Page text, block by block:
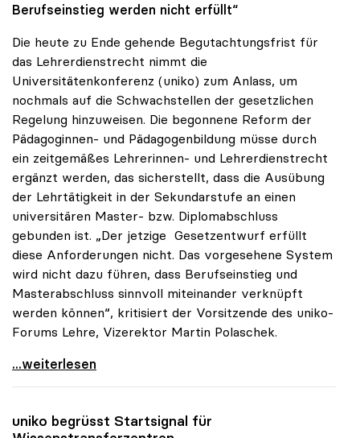
Berufseinstieg werden nicht erfüllt“
Die heute zu Ende gehende Begutachtungsfrist für
das Lehrerdienstrecht nimmt die
Universitätenkonferenz (uniko) zum Anlass, um
nochmals auf die Schwachstellen der gesetzlichen
Regelung hinzuweisen. Die begonnene Reform der
Pädagoginnen- und Pädagogenbildung müsse durch
ein zeitgemäßes Lehrerinnen- und Lehrerdienstrecht
ergänzt werden, das sicherstellt, dass die Ausübung
der Lehrtätigkeit in der Sekundarstufe an einen
universitären Master- bzw. Diplomabschluss
gebunden ist. „Der jetzige Gesetzentwurf erfüllt
diese Anforderungen nicht. Das vorgesehene System
wird nicht dazu führen, dass Berufseinstieg und
Masterabschluss sinnvoll miteinander verknüpft
werden können“, kritisiert der Vorsitzende des uniko-
Forums Lehre, Vizerektor Martin Polaschek.
uniko warnt vor Schwachstellen im
...weiterlesen
uniko begrüsst Startsignal für